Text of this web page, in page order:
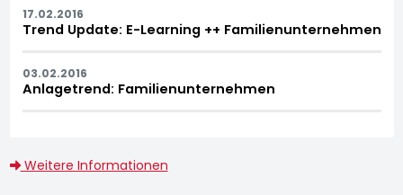
17.02.2016
Trend Update: E-Learning ++ Familienunternehmen
03.02.2016
Anlagetrend: Familienunternehmen
Weitere Informationen